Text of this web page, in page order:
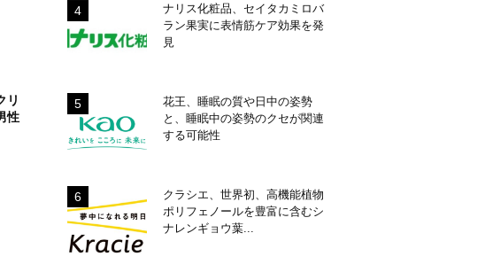
リ
性
ナリス化粧品、セイタカミロバ
ラン果実に表情筋ケア効果を発
見
花王、睡眠の質や日中の姿勢
と、睡眠中の姿勢のクセが関連
する可能性
クラシエ、世界初、高機能植物
ポリフェノールを豊富に含むシ
ナレンギョウ葉...